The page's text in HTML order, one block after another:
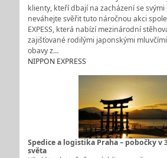
klienty, kteří dbají na zacházení se svými
neváhejte svěřit tuto náročnou akci
EXPESS, která nabízí mezinárodní
zajišťované rodilými japonskými
obavy z…
NIPPON EXPRESS
Spedice a logistika Praha – pobočky v
světa